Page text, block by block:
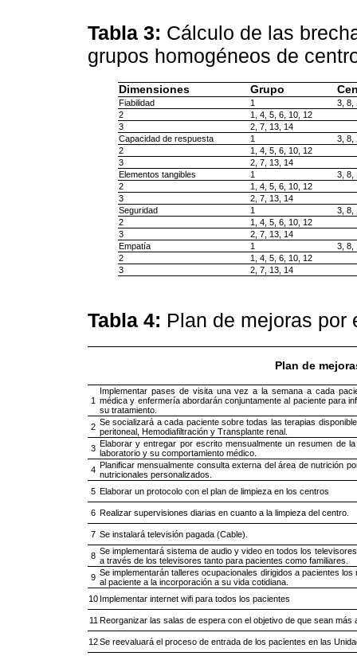
Tabla 3: Cálculo de las
grupos homogéneos de
Dimensiones Grupo
Fiabilidad 1
3, 8,
2
1, 4, 5, 6, 10, 12
3
2, 7, 13, 14
Capacidad de respuesta
1
3, 8,
2
1, 4, 5, 6, 10, 12
3
2, 7, 13, 14
Elementos tangibles
1
3, 8,
2
1, 4, 5, 6, 10, 12
3
2, 7, 13, 14
Seguridad
1
3, 8,
2
1, 4, 5, 6, 10, 12
3
2, 7, 13, 14
Empatía
1
3, 8,
2
1, 4, 5, 6, 10, 12
3
2, 7, 13, 14
Tabla 4: Plan de mejoras
Plan de
1
Implementar pases de visita una vez a la semana a cada
médica y enfermería abordarán conjuntamente al paciente para
su tratamiento.
2 Se socializará a cada paciente sobre todas las terapias
peritoneal, Hemodiafiltración y Transplante renal.
3 Elaborar y entregar por escrito mensualmente un resumen de
laboratorio y su comportamiento médico.
4 Planificar mensualmente consulta externa del área de nutrición
nutricionales personalizados.
5 Elaborar un protocolo con el plan de limpieza en los centros
6 Realizar supervisiones diarias en cuanto a la limpieza del centro.
7 Se instalará televisión pagada (Cable).
8 Se implementará sistema de audio y video en todos los
a través de los televisores tanto para pacientes como familiares.
9 Se implementarán talleres ocupacionales dirigidos a pacientes
al paciente a la incorporación a su vida cotidiana.
10 Implementar internet wifi para todos los pacientes
11 Reorganizar las salas de espera con el objetivo de que sean más
12Se reevaluará el proceso de entrada de los pacientes en las